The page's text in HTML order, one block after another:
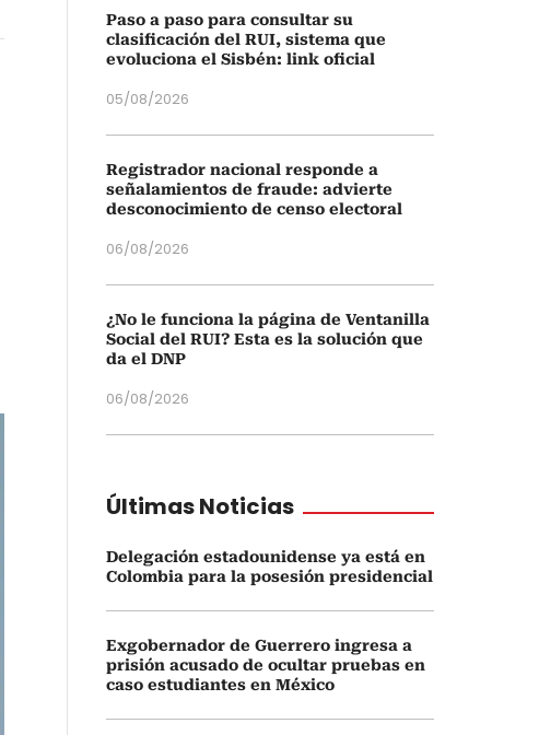
Paso a paso para consultar su
clasificación del RUI, sistema que
evoluciona el Sisbén: link oficial
05/08/2026
Registrador nacional responde a
señalamientos de fraude: advierte
desconocimiento de censo electoral
06/08/2026
¿No le funciona la página de Ventanilla
Social del RUI? Esta es la solución que
da el DNP
06/08/2026
Últimas Noticias
Delegación estadounidense ya está en
Colombia para la posesión presidencial
Exgobernador de Guerrero ingresa a
prisión acusado de ocultar pruebas en
caso estudiantes en México